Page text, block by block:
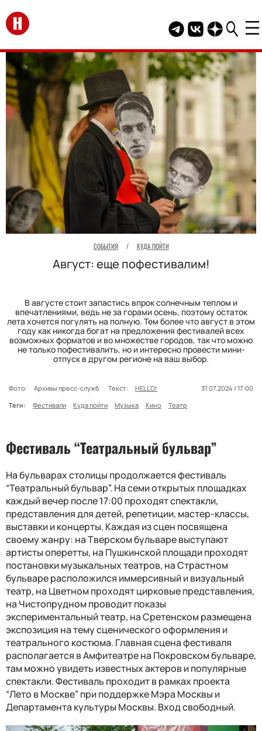
Перейти на главную
Telegram канал
Группа HELLO
Канал
СОБЫТИЯ / КУДА ПОЙТИ
Август: еще пофестивалим!
В августе стоит запастись впрок солнечным теплом и
впечатлениями, ведь не за горами осень, поэтому остаток
лета хочется погулять на полную. Тем более что август в этом
году как никогда богат на предложения фестивалей всех
возможных форматов и во множестве городов, так что можно
не только пофестивалить, но и интересно провести мини-
отпуск в другом регионе на ваш выбор.
Фото: Архивы пресс-служб Текст: HELLO!
31.07.2024 / 17:00
Теги:
Фестивали Куда пойти Музыка Кино Театр
Фестиваль “Театральный бульвар”
На бульварах столицы продолжается фестиваль
“Театральный бульвар”. На семи открытых площадках
каждый вечер после 17:00 проходят спектакли,
представления для детей, репетиции, мастер-классы,
выставки и концерты. Каждая из сцен посвящена
своему жанру: на Тверском бульваре выступают
артисты оперетты, на Пушкинской площади проходят
постановки музыкальных театров, на Страстном
бульваре расположился иммерсивный и визуальный
театр, на Цветном проходят цирковые представления,
на Чистопрудном проводит показы
экспериментальный театр, на Сретенском размещена
экспозиция на тему сценического оформления и
театрального костюма. Главная сцена фестиваля
располагается в Амфитеатре на Покровском бульваре,
там можно увидеть известных актеров и популярные
спектакли. Фестиваль проходит в рамках проекта
“Лето в Москве” при поддержке Мэра Москвы и
Департамента культуры Москвы. Вход свободный.